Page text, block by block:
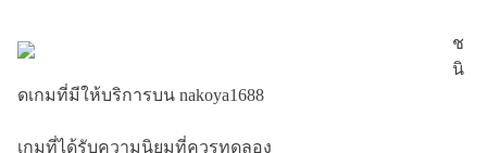
ช
นิ
ดเกมที่มีให้บริการบน nakoya1688
เกมที่ได้รับความนิยมที่ควรทดลอง